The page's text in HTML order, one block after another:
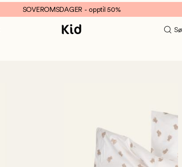
SOVEROMSDAGER - opptil 50%